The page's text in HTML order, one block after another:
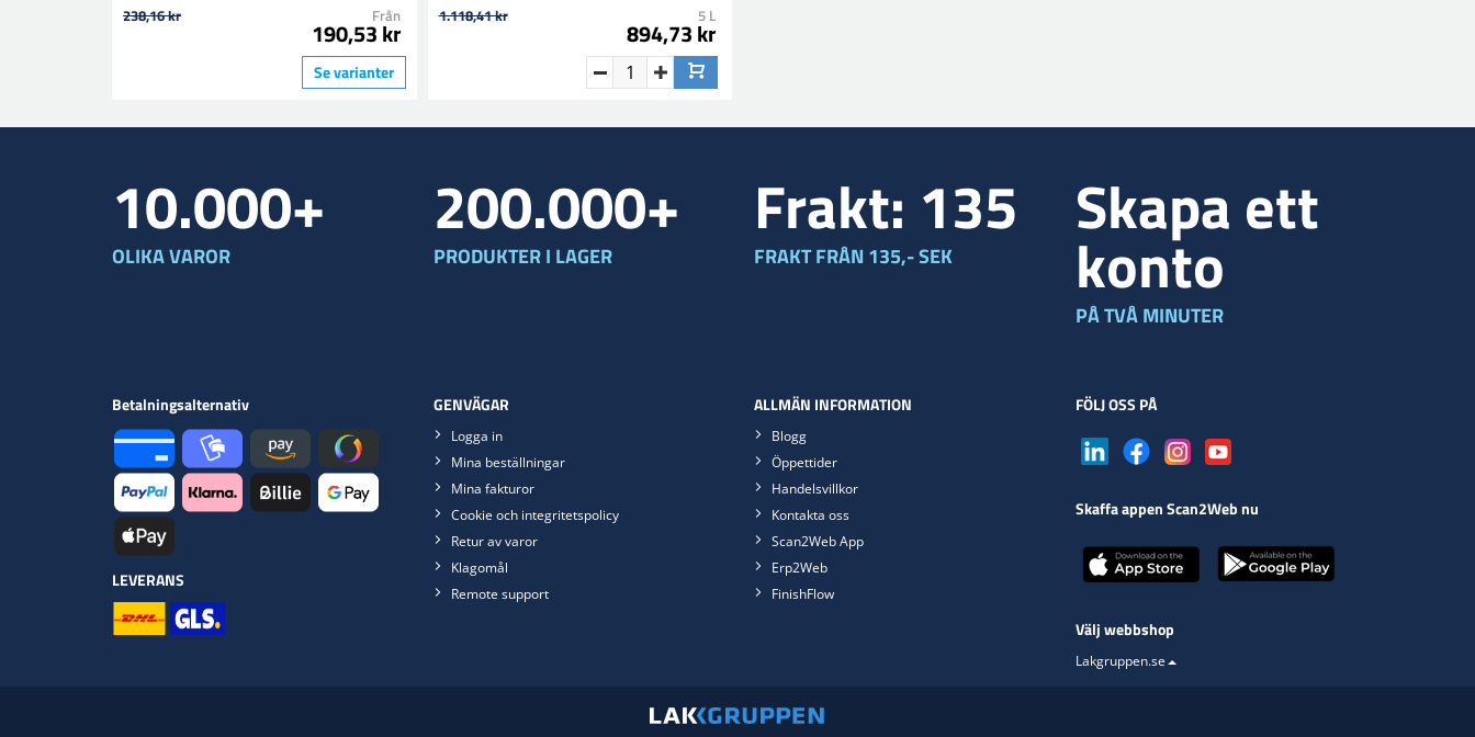
238,16 kr Från
190,53 kr
Se varianter
1.118,41 kr 5 L
894,73 kr
10.000+
OLIKA VAROR
200.000+
PRODUKTER I LAGER
Frakt: 135
FRAKT FRÅN 135,- SEK
Skapa ett
konto
PÅ TVÅ MINUTER
Betalningsalternativ
LEVERANS
GENVÄGAR
Logga in
Mina beställningar
Mina fakturor
Cookie och integritetspolicy
Retur av varor
Klagomål
Remote support
ALLMÄN INFORMATION
Blogg
Öppettider
Handelsvillkor
Kontakta oss
Scan2Web App
Erp2Web
FinishFlow
FÖLJ OSS PÅ
Skaffa appen Scan2Web nu
Välj webbshop
Lakgruppen.se